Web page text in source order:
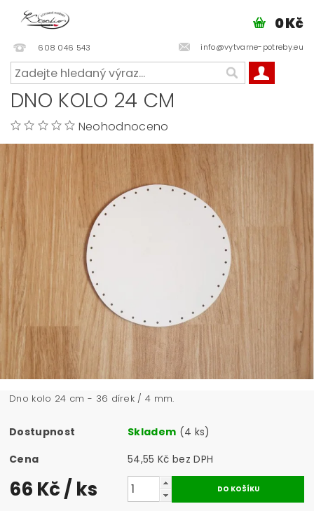
608 046 543 info@vytvarne-potreby.eu
0 Kč
DNO KOLO 24 CM
Neohodnoceno
Dno kolo 24 cm - 36 dírek / 4 mm.
Dostupnost Skladem (4 ks)
Cena
54,55 Kč bez DPH
66 Kč/ ks